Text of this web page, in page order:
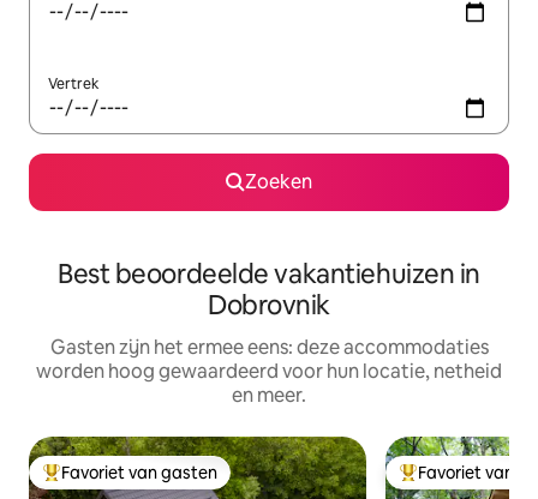
Vertrek
Zoeken
Best beoordeelde vakantiehuizen in
Dobrovnik
Gasten zijn het ermee eens: deze accommodaties
worden hoog gewaardeerd voor hun locatie, netheid
en meer.
Topfavoriet van gasten
Favoriet van gasten Topfavoriet van
Favoriet van